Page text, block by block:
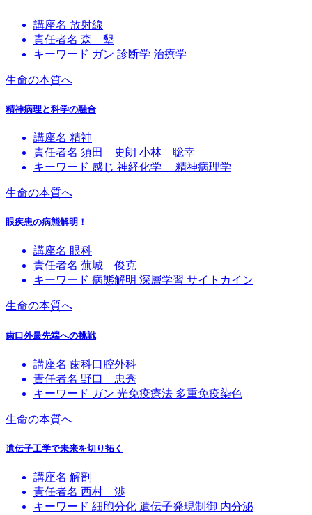
講座名 放射線
責任者名 森 墾
キーワード ガン 診断学 治療学
生命の本質へ
精神病理と科学の融合
講座名 精神
責任者名 須田 史朗 小林 聡幸
キーワード 感じ 神経化学 精神病理学
生命の本質へ
眼疾患の病態解明！
講座名 眼科
責任者名 蕪城 俊克
キーワード 病態解明 深層学習 サイトカイン
生命の本質へ
歯口外最先端への挑戦
講座名 歯科口腔外科
責任者名 野口 忠秀
キーワード ガン 光免疫療法 多重免疫染色
生命の本質へ
遺伝子工学で未来を切り拓く
講座名 解剖
責任者名 西村 渉
キーワード 細胞分化 遺伝子発現制御 内分泌